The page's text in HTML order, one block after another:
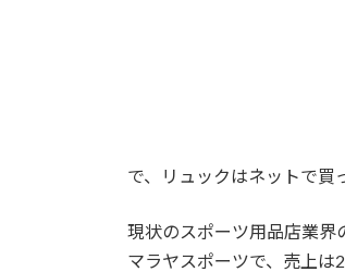
で、リュックはネットで買
現状のスポーツ用品店業界
マラヤスポーツで、売上は